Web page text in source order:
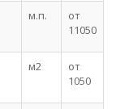
м.п.
от
11050
м2
от
1050